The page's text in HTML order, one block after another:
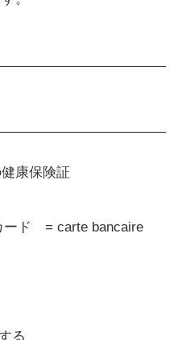
康保険証
ド = carte bancaire
る